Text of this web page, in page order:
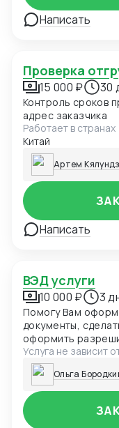
Написать
Проверка
15 000 ₽ 30
Контроль сроков
адрес заказчика
Работает в странах
Китай
Артем
Написать
ВЭД услуги
10 000 ₽ 3
Помогу Вам
документы,
оформить
Услуга не зависит
Ольга